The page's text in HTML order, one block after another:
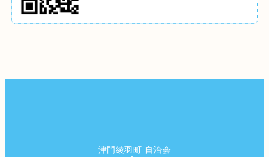
津門綾羽町 自治会